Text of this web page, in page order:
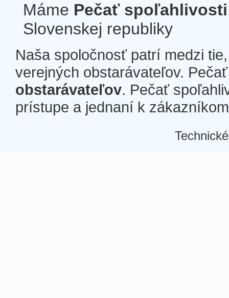
Máme Pečať spoľahlivosti
Slovenskej republiky
Naša spoločnosť patrí medzi
verejných obstarávateľov.
obstarávateľov. Pečať
prístupe a jednaní k